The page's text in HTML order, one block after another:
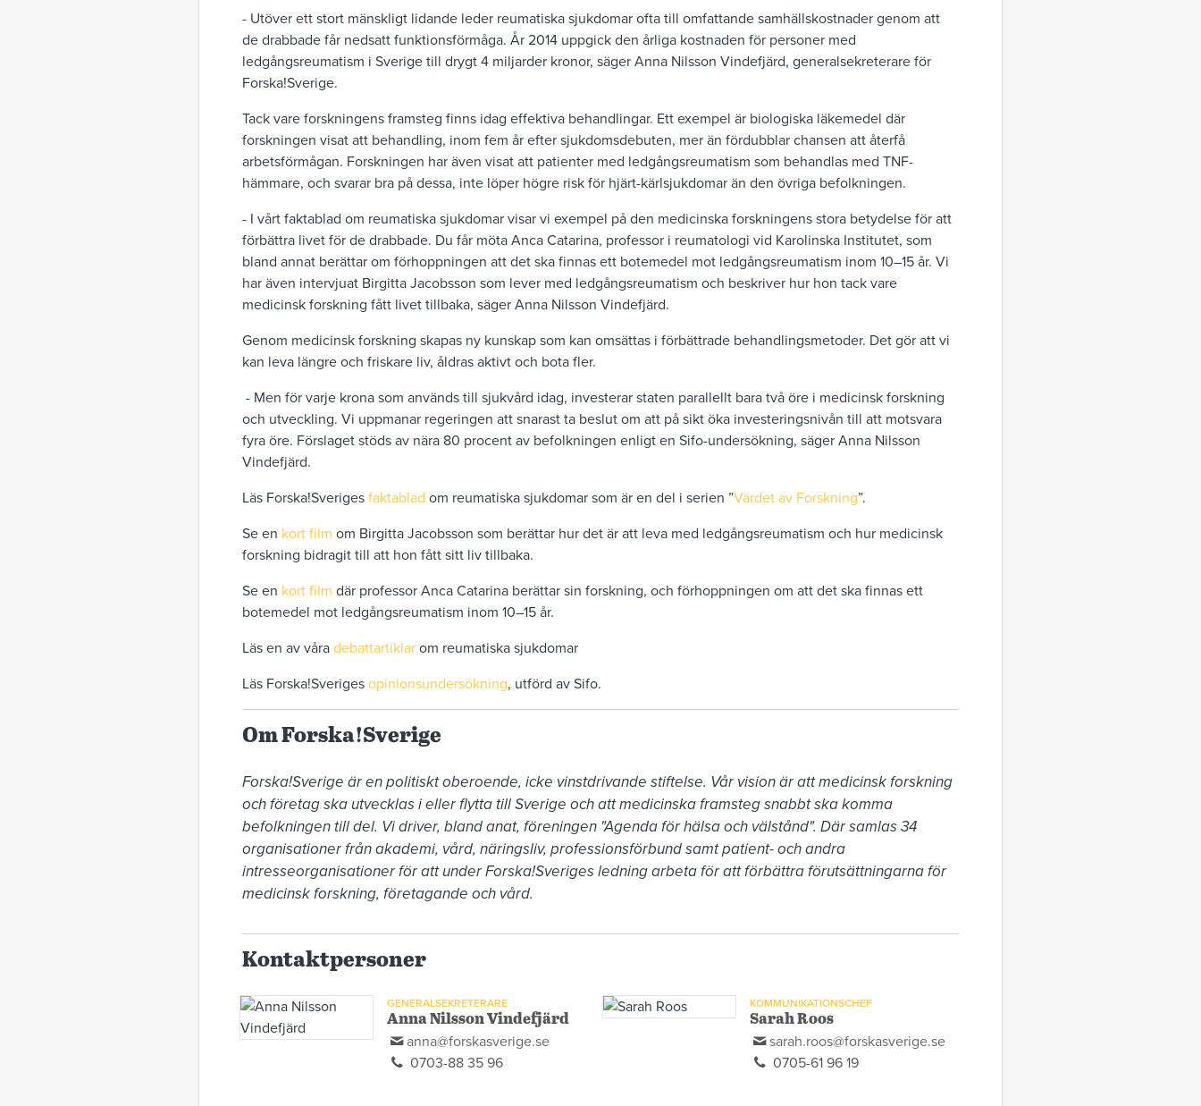
- Utöver ett stort mänskligt lidande leder reumatiska sjukdomar ofta till omfattande samhällskostnader genom att
de drabbade får nedsatt funktionsförmåga. År 2014 uppgick den årliga kostnaden för personer med
ledgångsreumatism i Sverige till drygt 4 miljarder kronor, säger Anna Nilsson Vindefjärd, generalsekreterare för
Forska!Sverige.
Tack vare forskningens framsteg finns idag effektiva behandlingar. Ett exempel är biologiska läkemedel där
forskningen visat att behandling, inom fem år efter sjukdomsdebuten, mer än fördubblar chansen att återfå
arbetsförmågan. Forskningen har även visat att patienter med ledgångsreumatism som behandlas med TNF-
hämmare, och svarar bra på dessa, inte löper högre risk för hjärt-kärlsjukdomar än den övriga befolkningen.
- I vårt faktablad om reumatiska sjukdomar visar vi exempel på den medicinska forskningens stora betydelse för att
förbättra livet för de drabbade. Du får möta Anca Catarina, professor i reumatologi vid Karolinska Institutet, som
bland annat berättar om förhoppningen att det ska finnas ett botemedel mot ledgångsreumatism inom 10–15 år. Vi
har även intervjuat Birgitta Jacobsson som lever med ledgångsreumatism och beskriver hur hon tack vare
medicinsk forskning fått livet tillbaka, säger Anna Nilsson Vindefjärd.
Genom medicinsk forskning skapas ny kunskap som kan omsättas i förbättrade behandlingsmetoder. Det gör att vi
kan leva längre och friskare liv, åldras aktivt och bota fler.
- Men för varje krona som används till sjukvård idag, investerar staten parallellt bara två öre i medicinsk forskning
och utveckling. Vi uppmanar regeringen att snarast ta beslut om att på sikt öka investeringsnivån till att motsvara
fyra öre. Förslaget stöds av nära 80 procent av befolkningen enligt en Sifo-undersökning, säger Anna Nilsson
Vindefjärd.
Läs Forska!Sveriges faktablad om reumatiska sjukdomar som är en del i serien ”Värdet av Forskning”.
Se en kort film om Birgitta Jacobsson som berättar hur det är att leva med ledgångsreumatism och hur medicinsk
forskning bidragit till att hon fått sitt liv tillbaka.
Se en kort film där professor Anca Catarina berättar sin forskning, och förhoppningen om att det ska finnas ett
botemedel mot ledgångsreumatism inom 10–15 år.
Läs en av våra debattartiklar om reumatiska sjukdomar
Läs Forska!Sveriges opinionsundersökning, utförd av Sifo.
Om Forska!Sverige
Forska!Sverige är en politiskt oberoende, icke vinstdrivande stiftelse. Vår vision är att medicinsk forskning
och företag ska utvecklas i eller flytta till Sverige och att medicinska framsteg snabbt ska komma
befolkningen till del. Vi driver, bland anat, föreningen "Agenda för hälsa och välstånd". Där samlas 34
organisationer från akademi, vård, näringsliv, professionsförbund samt patient- och andra
intresseorganisationer för att under Forska!Sveriges ledning arbeta för att förbättra förutsättningarna för
medicinsk forskning, företagande och vård.
Kontaktpersoner
GENERALSEKRETERARE
Anna Nilsson Vindefjärd
anna@forskasverige.se
0703-88 35 96
KOMMUNIKATIONSCHEF
Sarah Roos
sarah.roos@forskasverige.se
0705-61 96 19